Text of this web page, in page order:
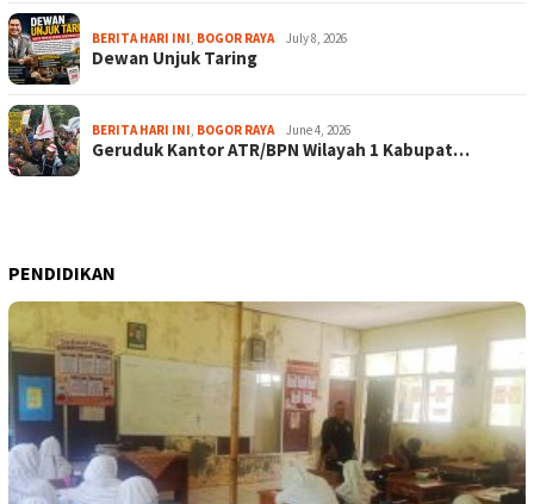
BERITA HARI INI, BOGOR RAYA July 8, 2026
Dewan Unjuk Taring
BERITA HARI INI, BOGOR RAYA June 4, 2026
Geruduk Kantor ATR/BPN Wilayah 1 Kabupat…
PENDIDIKAN